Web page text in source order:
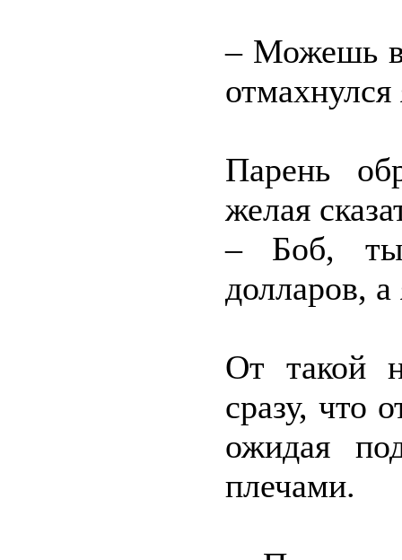
– Можешь
отмахнулся
Парень
желая
– Боб, ты
долларов,
От такой
сразу, что
ожидая
плечами.